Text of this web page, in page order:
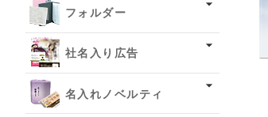
フォルダー
社名入り広告
名入れノベルティ